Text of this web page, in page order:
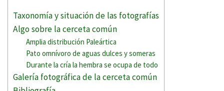
Taxonomía y situación de las fotografías
Algo sobre la cerceta común
Amplia distribución Paleártica
Pato omnívoro de aguas dulces y someras
Durante la cría la hembra se ocupa de todo
Galería fotográfica de la cerceta común